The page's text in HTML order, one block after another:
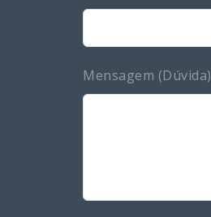
Mensagem (Dúvida)